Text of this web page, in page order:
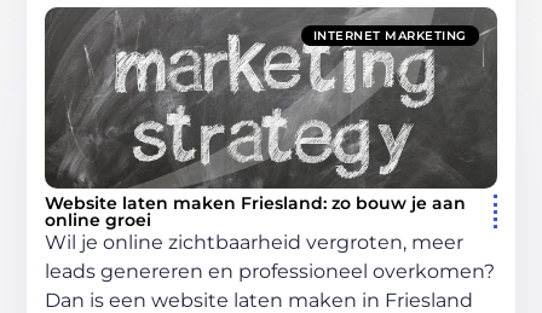
INTERNET MARKETING
Website laten maken Friesland: zo bouw je aan
online groei
Wil je online zichtbaarheid vergroten, meer
leads genereren en professioneel overkomen?
Dan is een website laten maken in Friesland